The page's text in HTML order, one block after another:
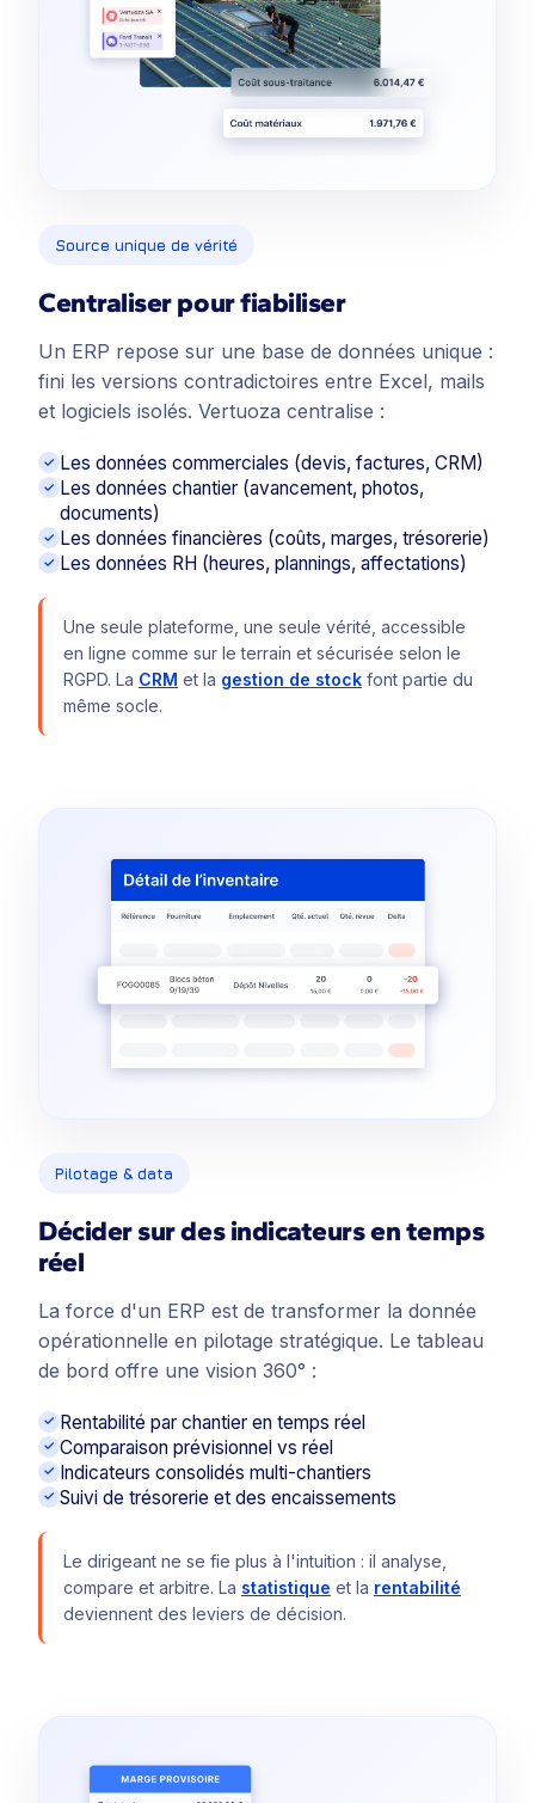
Source unique de vérité
Centraliser pour fiabiliser
Un ERP repose sur une base de données unique :
fini les versions contradictoires entre Excel, mails
et logiciels isolés. Vertuoza centralise :
Les données commerciales (devis, factures, CRM)
Les données chantier (avancement, photos,
documents)
Les données financières (coûts, marges, trésorerie)
Les données RH (heures, plannings, affectations)
Une seule plateforme, une seule vérité, accessible
en ligne comme sur le terrain et sécurisée selon le
RGPD. La CRM et la gestion de stock font partie du
même socle.
Pilotage & data
Décider sur des indicateurs en temps
réel
La force d'un ERP est de transformer la donnée
opérationnelle en pilotage stratégique. Le tableau
de bord offre une vision 360° :
Rentabilité par chantier en temps réel
Comparaison prévisionnel vs réel
Indicateurs consolidés multi-chantiers
Suivi de trésorerie et des encaissements
Le dirigeant ne se fie plus à l'intuition : il analyse,
compare et arbitre. La statistique et la rentabilité
deviennent des leviers de décision.